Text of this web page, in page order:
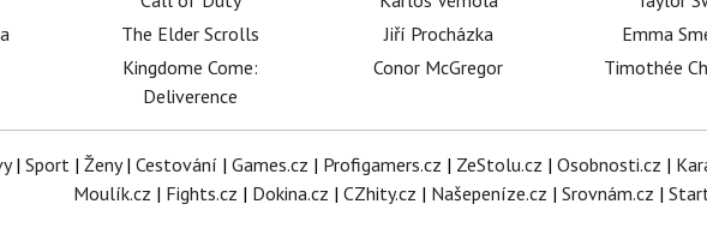
The Elder Scrolls
Kingdome Come:
Deliverence
Jiří Procházka
Conor McGregor
Emma
Timothée
| Sport| Ženy| Cestování | Games.cz | Profigamers.cz | ZeStolu.cz | Osobnosti.cz |
Moulík.cz | Fights.cz | Dokina.cz | CZhity.cz | Našepeníze.cz | Srovnám.cz |